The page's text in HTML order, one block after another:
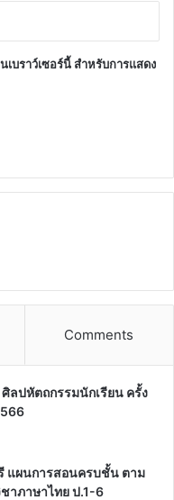
บราว์เซอร์นี้ สำหรับการแสดง
Comments
ลปหัตถกรรมนักเรียน ครั้ง
แผนการสอนครบชั้น ตาม
าภาษาไทย ป.1-6